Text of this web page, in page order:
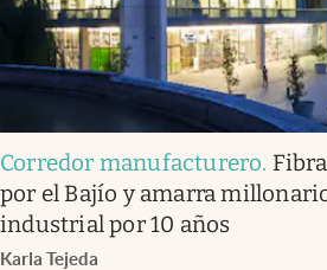
Corredor manufacturero.
por el Bajío y amarra
industrial por 10 años
Karla Tejeda